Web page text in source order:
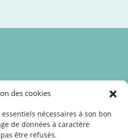
des cookies
nécessaires à son bon
de données à caractère
être refusés.